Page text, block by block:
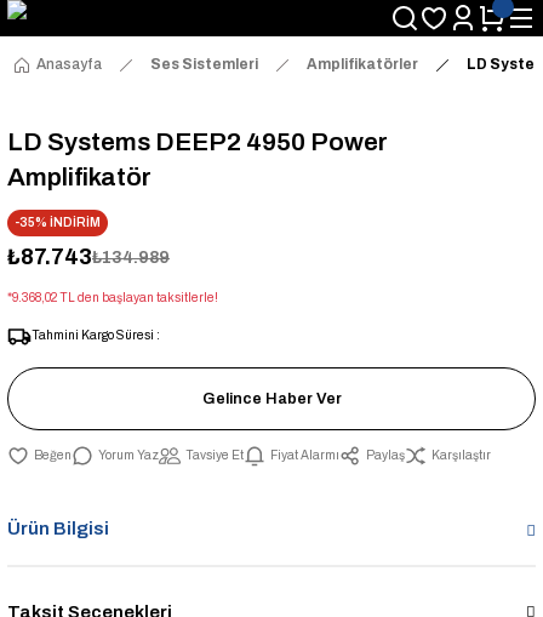
Anasayfa Ses Sistemleri Amplifikatörler LD
LD Systems DEEP2 4950 Power
Amplifikatör
-35% İNDİRİM
₺87.743₺134.989
*9.368,02 TL den başlayan taksitlerle!
Tahmini Kargo Süresi :
Gelince Haber Ver
Yorum Yaz Tavsiye Et Fiyat Alarmı Paylaş Karşılaştır
Ürün Bilgisi
Taksit Seçenekleri